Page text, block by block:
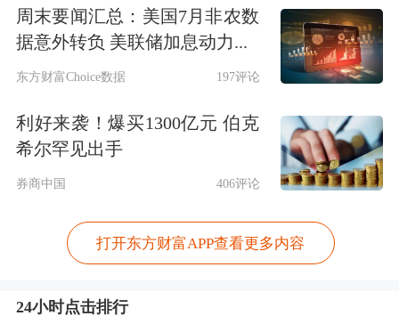
在昌硕公司大门外，一名昌硕科技正式
员工告诉记者，
昌硕科技上海厂区太大
了，每个厂房做的产品还都不一样，立
讯精密确实已经买了几栋厂房。
板日报》记者，昌硕科技产线主要生产
周末要闻汇总：美国7月非农数
据意外转负 美联储加息动力...
东方财富Choice数据 197评论
利好来袭！爆买1300亿元 伯克
希尔罕见出手
券商中国 406评论
打开东方财富APP查看更多内容
24小时点击排行